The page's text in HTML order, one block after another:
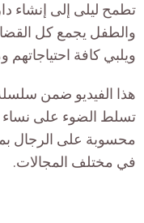
تطمح ليلى إلى إنشاء
والطفل يجمع كل
ويلبي كافة احتياجاتهم
هذا الفيديو ضمن
تسلط الضوء على نساء
محسوبة على الرجال
في مختلف المجالات.